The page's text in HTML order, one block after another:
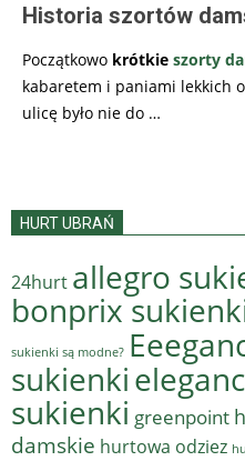
Historia szortów
Początkowo krótkie szorty
kabaretem i paniami lekkich
ulicę było nie do …
HURT UBRAŃ
24hurt allegro
bonprix
sukienki są modne?
sukienki
sukienki greenpoint
damskie hurtowa odziez